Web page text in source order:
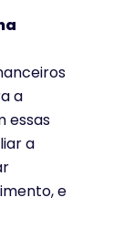
a
essas
a
e